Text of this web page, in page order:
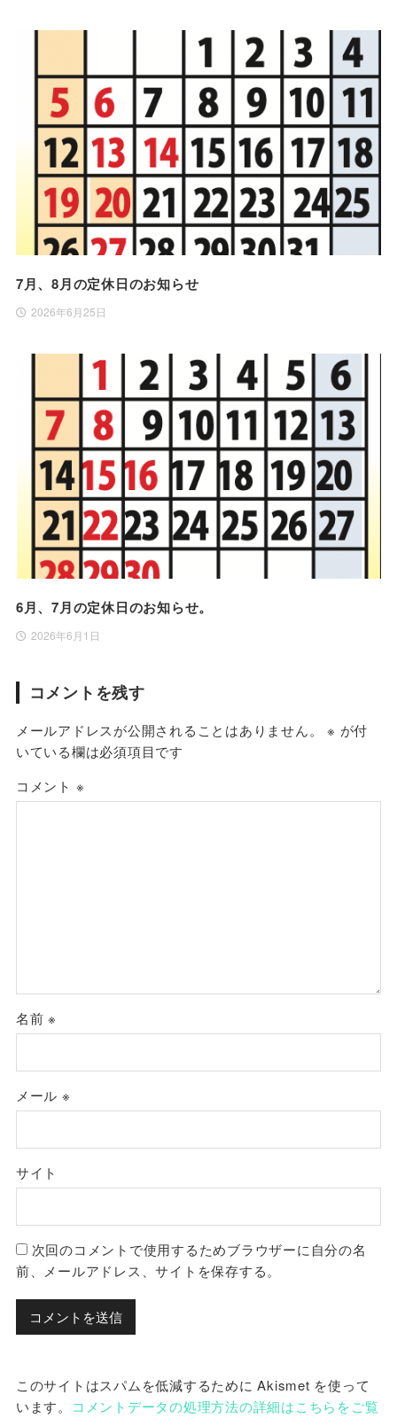
7月、8月の定休日のお知らせ
2026年6月25日
6月、7月の定休日のお知らせ。
2026年6月1日
コメントを残す
メールアドレスが公開されることはありません。 ※ が付
いている欄は必須項目です
コメント ※
名前※
メール ※
サイト
次回のコメントで使用するためブラウザーに自分の名
前、メールアドレス、サイトを保存する。
このサイトはスパムを低減するために Akismet を使って
います。 コメントデータの処理方法の詳細はこちらをご覧